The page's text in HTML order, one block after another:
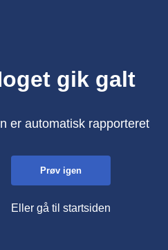
gik galt
er automatisk rapporteret
Prøv igen
Eller gå til startsiden